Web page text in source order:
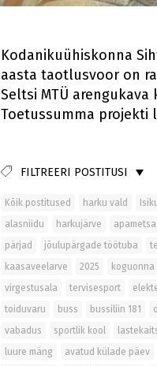
Kodanikuühiskonna
aasta taotlusvoor on
Seltsi MTÜ arengukava
Toetussumma projekti
FILTREERI POSTITUSI
Kõik postitused harku vald
alasniidu
harkujärve apametsa
pärjad
jõulupärgade töötuba
kaasaveelarve
2025
virgestusala
tervisesport
toiduvaru
buss bussiliin 181
vabadus
sportlik kool
luure mäng
avatud külade päev